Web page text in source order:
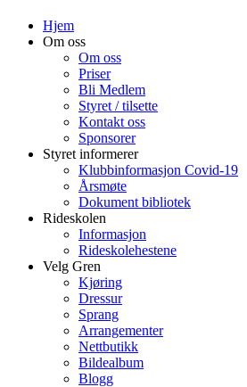
Hjem
Om oss
Om oss
Priser
Bli Medlem
Styret / tilsette
Kontakt oss
Sponsorer
Styret informerer
Klubbinformasjon Covid-19
Årsmøte
Dokument bibliotek
Rideskolen
Informasjon
Rideskolehestene
Velg Gren
Kjøring
Dressur
Sprang
Arrangementer
Nettbutikk
Bildealbum
Blogg